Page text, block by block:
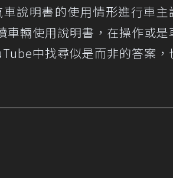
說明書的使用情形進行車主
輛使用說明書，在操作或是
中找尋似是而非的答案，